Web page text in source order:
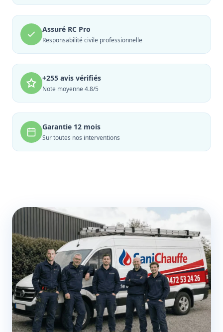
Assuré RC Pro
Responsabilité civile professionnelle
+255 avis vérifiés
Note moyenne 4.8/5
Garantie 12 mois
Sur toutes nos interventions